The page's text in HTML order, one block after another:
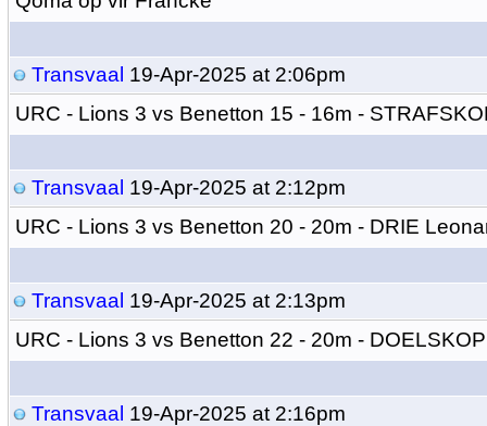
Transvaal 19-Apr-2025 at 2:06pm
URC - Lions 3 vs Benetton 15 - 16m -
Transvaal 19-Apr-2025 at 2:12pm
URC - Lions 3 vs Benetton 20 - 20m - DRIE
Transvaal 19-Apr-2025 at 2:13pm
URC - Lions 3 vs Benetton 22 - 20m -
Transvaal 19-Apr-2025 at 2:16pm